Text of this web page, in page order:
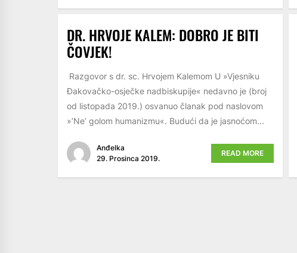
DR. HRVOJE KALEM: DOBRO JE BITI
ČOVJEK!
Razgovor s dr. sc. Hrvojem Kalemom U »Vjesniku
Đakovačko-osječke nadbiskupije« nedavno je (broj
od listopada 2019.) osvanuo članak pod naslovom
»’Ne’ golom humanizmu«. Budući da je jasnoćom...
Anđelka
29. Prosinca 2019.
READ MORE